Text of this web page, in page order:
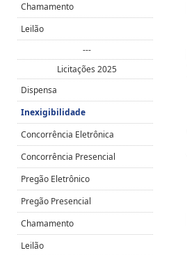
Chamamento
Leilão
---
Licitações 2025
Dispensa
Inexigibilidade
Concorrência Eletrônica
Concorrência Presencial
Pregão Eletrônico
Pregão Presencial
Chamamento
Leilão